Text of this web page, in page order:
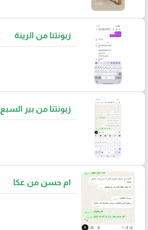
زبونتنا من الرينة
زبونتنا من بير السبع
ام حسن من عكا